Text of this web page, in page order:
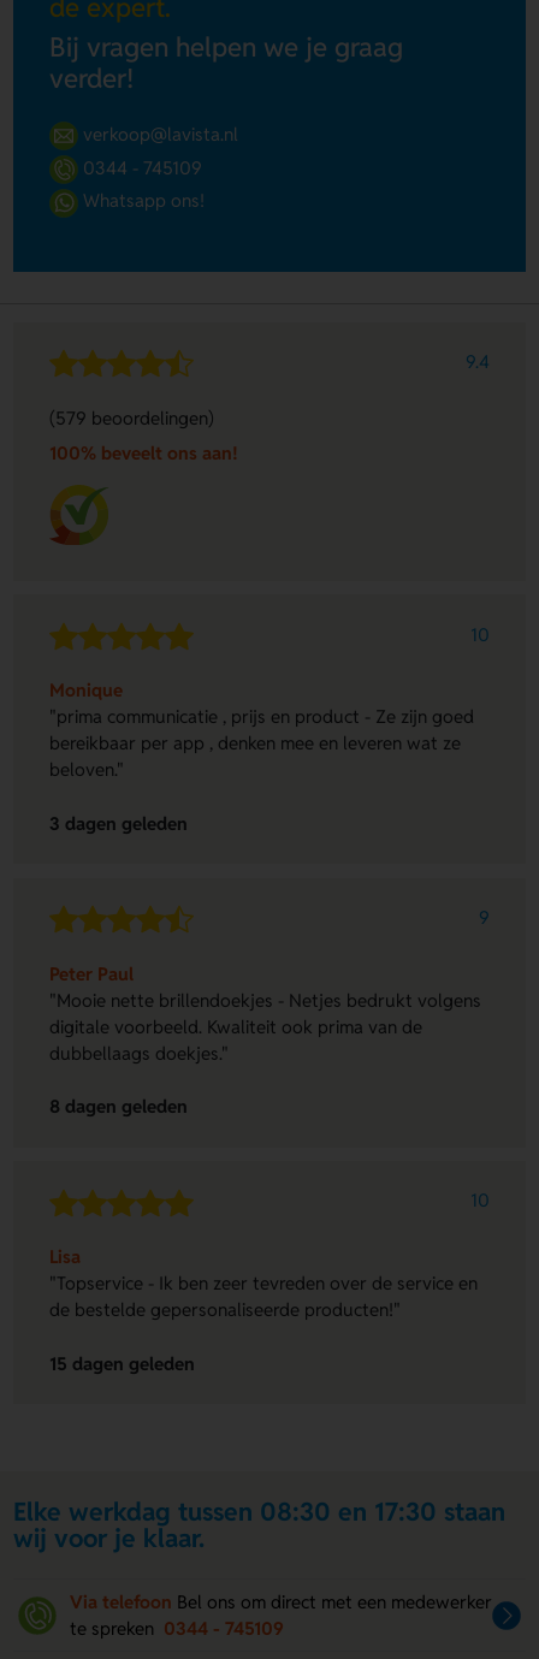
de expert.
Bij vragen helpen we je graag
verder!
verkoop@lavista.nl
0344 - 745109
Whatsapp ons!
9.4
(579 beoordelingen)
100% beveelt ons aan!
10
Monique
"prima communicatie , prijs en product - Ze zijn goed
bereikbaar per app , denken mee en leveren wat ze
beloven."
3 dagen geleden
9
Peter Paul
"Mooie nette brillendoekjes - Netjes bedrukt volgens
digitale voorbeeld. Kwaliteit ook prima van de
dubbellaags doekjes."
8 dagen geleden
10
Lisa
"Topservice - Ik ben zeer tevreden over de service en
de bestelde gepersonaliseerde producten!"
15 dagen geleden
Elke werkdag tussen 08:30 en 17:30 staan
wij voor je klaar.
Via telefoon Bel ons om direct met een medewerker
te spreken 0344 - 745109